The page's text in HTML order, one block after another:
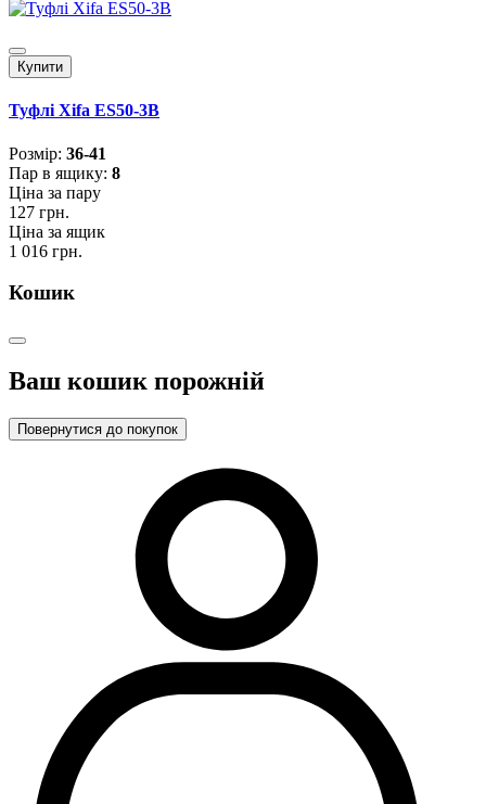
Купити
Туфлі Xifa ES50-3B
Розмiр: 36-41
Пар в ящику: 8
Ціна за пару
127 грн.
Ціна за ящик
1 016 грн.
Кошик
Ваш кошик порожній
Повернутися до покупок